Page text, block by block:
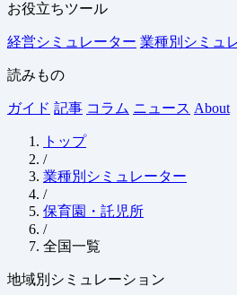
お役立ちツール
経営シミュレーター 業種別シミュ
読みもの
ガイド 記事 コラム ニュース About
トップ
/
業種別シミュレーター
/
保育園・託児所
/
全国一覧
地域別シミュレーション